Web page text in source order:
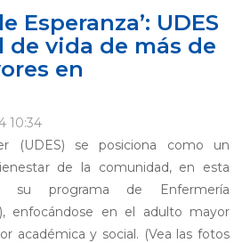
Esperanza’: UDES
de vida de más de
en
10:34
(UDES) se posiciona como un
de la comunidad, en esta
su programa de Enfermería
enfocándose en el adulto mayor
académica y social. (Vea las fotos